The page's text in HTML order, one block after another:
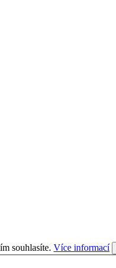
souhlasíte. Více informací